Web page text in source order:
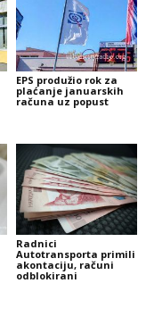
EPS produžio rok za
plaćanje januarskih
računa uz popust
Radnici
Autotransporta primili
akontaciju, računi
odblokirani